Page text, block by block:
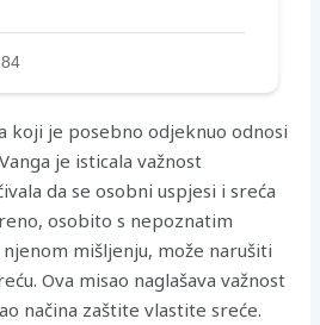
koji je posebno odjeknuo odnosi
je isticala važnost
da se osobni uspjesi i sreća
osobito s nepoznatim
mišljenju, može narušiti
Ova misao naglašava važnost
načina zaštite vlastite sreće.